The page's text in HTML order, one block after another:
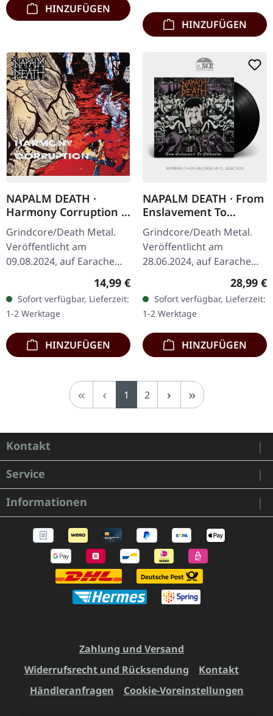
HINZUFÜGEN
HINZUFÜGEN
NAPALM DEATH ·
Harmony Corruption |
DIGIPAK CD
Grindcore/Death Metal.
Veröffentlicht am
09.08.2024, auf Earache
Records. CD im DigiPak.
Napalm Death's "Harmony
Corruption" markiert
eine…
Regulärer Preis:
14,99 €
Sofort verfügbar, Lieferzeit:
1-2 Werktage
HINZUFÜGEN
NAPALM DEATH · From
Enslavement To
Obliteration (FDR
Remaster) | BLACK LP
Grindcore/Death Metal.
Veröffentlicht am
28.06.2024, auf Earache
Records. Schwarzes Vinyl.
Full Dynamic Range
Remaster. Napalm Deaths
zweites Album…
28,99 €
Sofort verfügbar, Lieferzeit:
1-2 Werktage
HINZUFÜGEN
Seite
1 Seite
2
Kontakt
Service
Informationen
Zahlung und Versand
Widerrufsrecht und Rücksendung
Kontakt
Händleranfragen
Cookie-Voreinstellungen